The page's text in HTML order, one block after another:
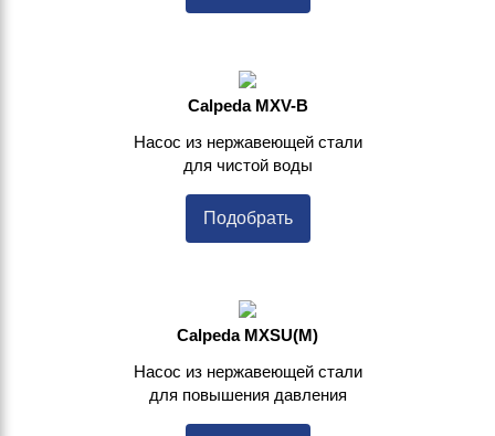
Calpeda MXV-B
Насос из нержавеющей стали
для чистой воды
Подобрать
Calpeda MXSU(M)
Насос из нержавеющей стали
для повышения давления